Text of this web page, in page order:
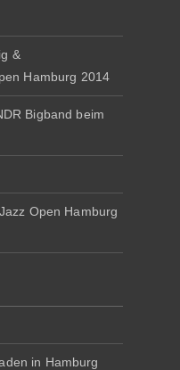
&
Hamburg 2014
Bigband beim
Open Hamburg
in Hamburg